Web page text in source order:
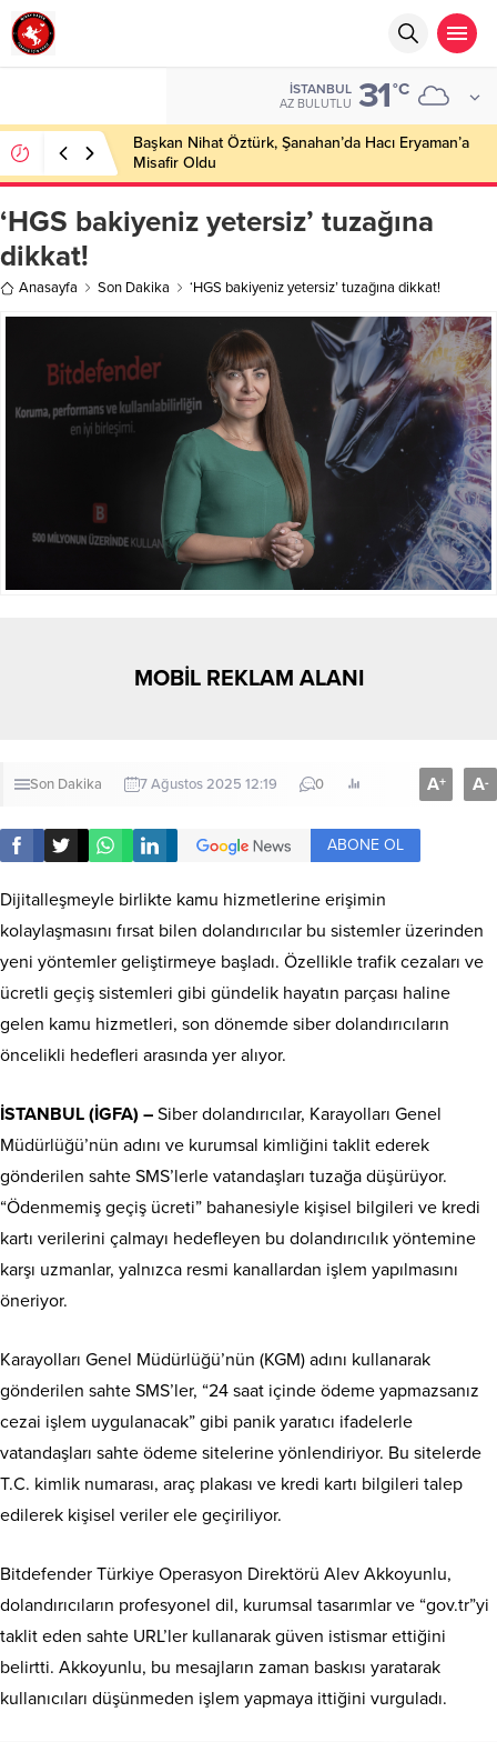
İSTANBUL
AZ BULUTLU 31°C
Başkan Nihat Öztürk, Şanahan’da Hacı Eryaman’a
Misafir Oldu
‘HGS bakiyeniz yetersiz’ tuzağına
dikkat!
Anasayfa Son Dakika ‘HGS bakiyeniz yetersiz’ tuzağına dikkat!
MOBİL REKLAM ALANI
Son Dakika 7 Ağustos 2025 12:19 0 A+ A-
ABONE OL
Dijitalleşmeyle birlikte kamu hizmetlerine erişimin
kolaylaşmasını fırsat bilen dolandırıcılar bu sistemler üzerinden
yeni yöntemler geliştirmeye başladı. Özellikle trafik cezaları ve
ücretli geçiş sistemleri gibi gündelik hayatın parçası haline
gelen kamu hizmetleri, son dönemde siber dolandırıcıların
öncelikli hedefleri arasında yer alıyor.
İSTANBUL (İGFA) – Siber dolandırıcılar, Karayolları Genel
Müdürlüğü’nün adını ve kurumsal kimliğini taklit ederek
gönderilen sahte SMS’lerle vatandaşları tuzağa düşürüyor.
“Ödenmemiş geçiş ücreti” bahanesiyle kişisel bilgileri ve kredi
kartı verilerini çalmayı hedefleyen bu dolandırıcılık yöntemine
karşı uzmanlar, yalnızca resmi kanallardan işlem yapılmasını
öneriyor.
Karayolları Genel Müdürlüğü’nün (KGM) adını kullanarak
gönderilen sahte SMS’ler, “24 saat içinde ödeme yapmazsanız
cezai işlem uygulanacak” gibi panik yaratıcı ifadelerle
vatandaşları sahte ödeme sitelerine yönlendiriyor. Bu sitelerde
T.C. kimlik numarası, araç plakası ve kredi kartı bilgileri talep
edilerek kişisel veriler ele geçiriliyor.
Bitdefender Türkiye Operasyon Direktörü Alev Akkoyunlu,
dolandırıcıların profesyonel dil, kurumsal tasarımlar ve “gov.tr”yi
taklit eden sahte URL’ler kullanarak güven istismar ettiğini
belirtti. Akkoyunlu, bu mesajların zaman baskısı yaratarak
kullanıcıları düşünmeden işlem yapmaya ittiğini vurguladı.